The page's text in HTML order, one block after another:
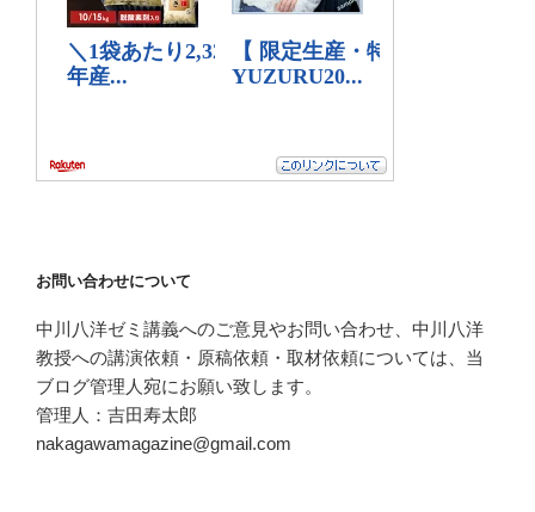
お問い合わせについて
中川八洋ゼミ講義へのご意見やお問い合わせ、中川八洋
教授への講演依頼・原稿依頼・取材依頼については、当
ブログ管理人宛にお願い致します。
管理人：吉田寿太郎
nakagawamagazine@gmail.com